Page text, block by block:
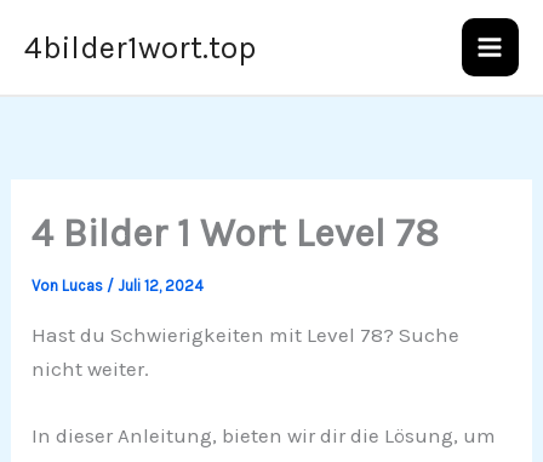
Inhalt
4bilder1wort.top
4 Bilder 1 Wort Level 78
VonLucas /Juli 12, 2024
Hast du Schwierigkeiten mit Level 78? Suche
nicht weiter.
In dieser Anleitung, bieten wir dir die Lösung, um